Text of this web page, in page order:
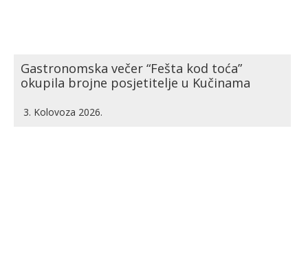
Gastronomska večer “Fešta kod toća”
okupila brojne posjetitelje u Kučinama
3. Kolovoza 2026.